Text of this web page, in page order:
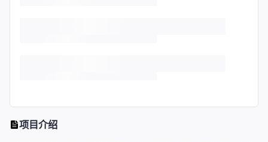
项目介绍